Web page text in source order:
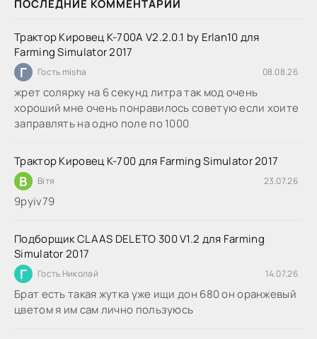
ПОСЛЕДНИЕ КОММЕНТАРИИ
Трактор Кировец К-700А V2.2.0.1 by Erlan10 для
Farming Simulator 2017
Г Гость misha 08.08.26
жрет солярку на 6 секунд литра так мод очень
хороший мне очень понравилось советую если хоите
заправлять на одно поле по 1000
Трактор Кировец К-700 для Farming Simulator 2017
В Вітя 23.07.26
9руіv79
Подборщик CLAAS DELETO 300 V1.2 для Farming
Simulator 2017
Г Гость Николай 14.07.26
Брат есть такая жутка уже ищи дон 680 он оранжевый
цветом я им сам лично пользуюсь